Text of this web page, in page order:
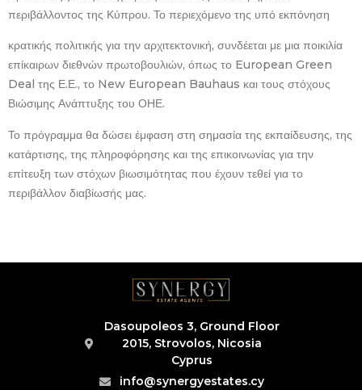
περιβάλλοντος της Κύπρου. Το περιεχόμενο της υπό εκπόνηση
κρατικής πολιτικής για την αρχιτεκτονική, συνδέεται με μια ποικιλία
επίκαιρων διεθνών πρωτοβουλιών, όπως το European Green
Deal της Ε.Ε., το New European Bauhaus και τους στόχους
Βιώσιμης Ανάπτυξης του ΟΗΕ.
Το πρόγραμμα θα δώσει έμφαση στη σημασία της εκπαίδευσης, της
κατάρτισης, της πληροφόρησης και της επικοινωνίας για την
επίτευξη των στόχων βιωσιμότητας που έχουν τεθεί για το
περιβάλλον διαβίωσής μας.
Dasoupoleos 3, Ground Floor
2015, Strovolos, Nicosia
Cyprus
info@synergyestates.cy